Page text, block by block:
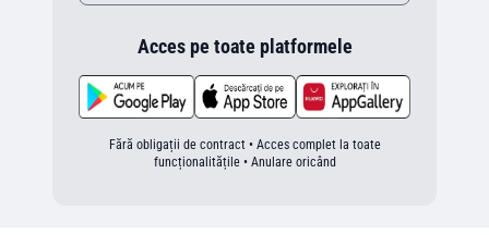
Acces pe toate platformele
Fără obligații de contract • Acces complet la toate
funcționalitățile • Anulare oricând